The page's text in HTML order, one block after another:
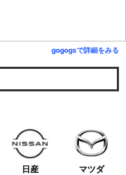
gogogsで詳細をみる
日産 マツダ